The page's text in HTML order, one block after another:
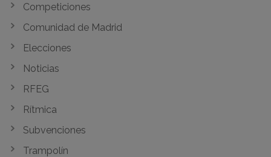
Competiciones
Comunidad de Madrid
Elecciones
Noticias
RFEG
Rítmica
Subvenciones
Trampolín